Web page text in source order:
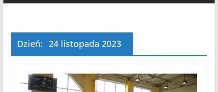
Dzień: 24 listopada 2023